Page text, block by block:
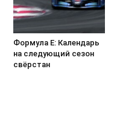
Формула E: Календарь
на следующий сезон
свёрстан